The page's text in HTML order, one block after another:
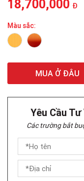
18,700,000 Đ
Màu sắc:
MUA Ở ĐÂU
Yêu Cầu
Các trường bắt